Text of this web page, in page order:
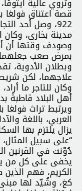
قصة اعتناق فولغا
922، وصل أحد
مدينة بخارى،
وصودف وقتها أن
بمرض صعب جعلهما
وبطلان الأدوية،
علاجهما، لكن
وكان للتاجر ما
أهل البلاد قاطبةً
ويرتبط تراث
العربي، باللغة
يزال يلتزم بها
“على سبيل المثال،
دُوّنت في القرنين
يخفى على كل من